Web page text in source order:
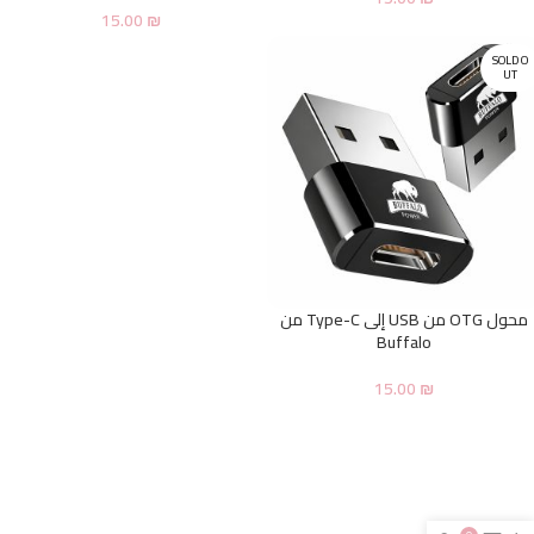
15.00₪
SOLD O
UT
محول OTG من USB إلى Type-C من
Buffalo
15.00₪